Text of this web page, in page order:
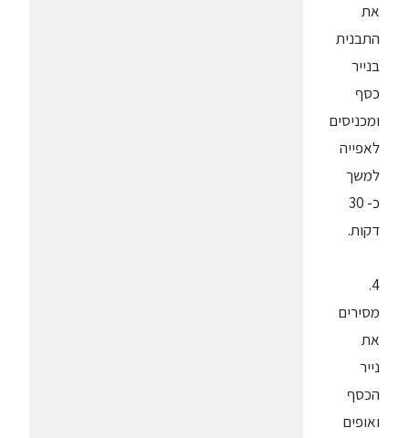
את
התבנית
בנייר
כסף
ומכניסים
לאפייה
למשך
כ- 30
דקות.
4.
מסירים
את
נייר
הכסף
ואופים